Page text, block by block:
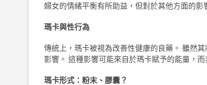
婦女的情緒平衡有所助益，但對於其他方面的影
瑪卡與性行為
傳統上，瑪卡被視為改善性健康的良藥。 雖然
影響。 這種影響可能來自於瑪卡賦予的能量，
瑪卡形式：粉末、膠囊？